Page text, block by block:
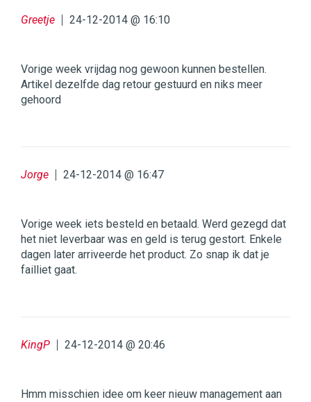
Greetje 24-12-2014 @ 16:10
Vorige week vrijdag nog gewoon kunnen bestellen.
Artikel dezelfde dag retour gestuurd en niks meer
gehoord
Jorge 24-12-2014 @ 16:47
Vorige week iets besteld en betaald. Werd gezegd dat
het niet leverbaar was en geld is terug gestort. Enkele
dagen later arriveerde het product. Zo snap ik dat je
failliet gaat.
KingP 24-12-2014 @ 20:46
Hmm misschien idee om keer nieuw management aan